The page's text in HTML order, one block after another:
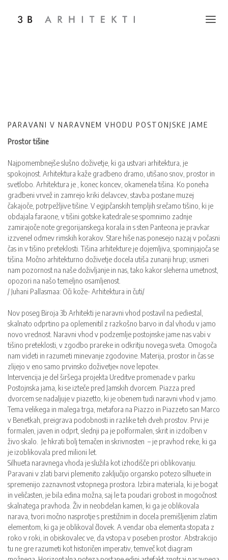
Toggle
PARAVANI V NARAVNEM VHODU POSTONJSKE JAME
Prostor tišine
Najpomembnejše slušno doživetje, ki ga ustvari arhitektura, je
spokojnost. Arhitektura kaže gradbeno dramo, utišano snov, prostor in
svetlobo. Arhitektura je , konec koncev, okamenela tišina. Ko poneha
gradbeni vrvež in zamrejo kriki delavcev, stavba postane muzej
čakajoče, potrpežljive tišine. V egipčanskih templjih srečamo tišino, ki je
obdajala faraone, v tišini gotske katedrale se spomnimo zadnje
zamirajoče note gregorijanskega korala in s sten Panteona je pravkar
izzvenel odmev rimskih korakov. Stare hiše nas ponesejo nazaj v počasni
čas in v tišino preteklosti. Tišina arhitekture je dojemljiva, spominjajoča se
tišina. Močno arhitekturno doživetje docela utiša zunanji hrup; usmeri
nam pozornost na naše doživljanje in nas, tako kakor sleherna umetnost,
opozori na našo temeljno osamljenost.
/ Juhani Pallasmaa: Oči kože- Arhitektura in čuti/
Nov poseg Biroja 3b Arhitekti je naravni vhod postavil na pediestal,
skalnato odprtino pa oplemenitil z razkošno barvo in dal vhodu v jamo
novo vrednost. Naravni vhod v podzemlje postojnske jame nas vabi v
tišino preteklosti, v zgodbo prareke in odkritju novega sveta. Omogoča
nam videti in razumeti minevanje zgodovine. Materija, prostor in čas se
zlijejo v eno samo prvinsko doživetje« nove lepote«.
Intervencija je del širšega projekta Ureditve promenade v parku
Postojnska jama, ki se izteče pred Jamskih dvorcem. Piazza pred
dvorcem se nadaljuje v piazetto, ki je obenem tudi naravni vhod v jamo.
Tema velikega in malega trga, metafora na Piazzo in Piazzeto san Marco
v Benetkah, preigrava podobnosti in razlike teh dveh prostov. Prvi je
formalen, javen in odprt, slednji pa je polformalen, skrit in izdolben v
živo skalo. Je hkrati bolj temačen in skrivnosten – je pravhod reke, ki ga
je izoblikovala pred milioni let.
Silhueta naravnega vhoda je služila kot izhodišče pri oblikovanju.
Paravani v zlati barvi plemenito zaključijo organsko potezo silhuete in
spremenijo zaznavnost vstopnega prostora. Izbira materiala, ki je bogat
in veličasten, je bila edina možna, saj le ta poudari grobost in mogočnost
skalnatega pravhoda. Živ in neobdelan kamen, ki ga je oblikovala
narava, tvori močno nasprotje s prestižnim in docela premišljenim zlatim
elementom, ki ga je oblikoval človek. A vendar oba elementa stopata z
roko v roki, in obiskovalec ve, da vstopa v poseben prostor. Abstrakcijo
tu ne gre razumeti kot historičen imperativ, temveč kot diagram